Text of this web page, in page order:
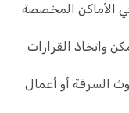
الأماكن المخصصة
واتخاذ القرارات
السرقة أو أعمال